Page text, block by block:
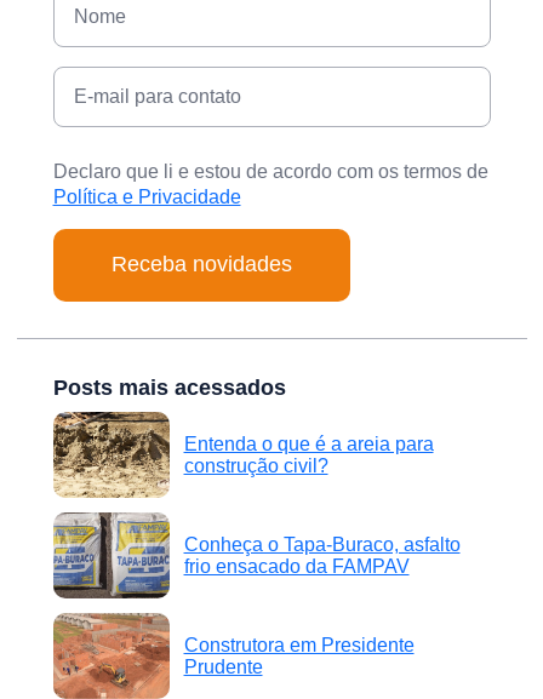
Declaro que li e estou de acordo com os termos de
Política e Privacidade
Posts mais acessados
Entenda o que é a areia para
construção civil?
Conheça o Tapa-Buraco, asfalto
frio ensacado da FAMPAV
Construtora em Presidente
Prudente